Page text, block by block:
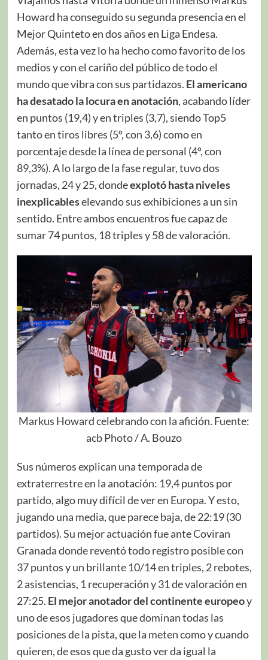
Howard ha conseguido su segunda presencia en el
Mejor Quinteto en dos años en Liga Endesa.
Además, esta vez lo ha hecho como favorito de los
medios y con el cariño del público de todo el
mundo que vibra con sus partidazos. El americano
ha desatado la locura en anotación, acabando líder
en puntos (19,4) y en triples (3,7), siendo Top5
tanto en tiros libres (5º, con 3,6) como en
porcentaje desde la línea de personal (4º, con
89,3%). A lo largo de la fase regular, tuvo dos
jornadas, 24 y 25, dondeexplotó hasta niveles
inexplicableselevando sus exhibiciones a un sin
sentido. Entre ambos encuentros fue capaz de
sumar 74 puntos, 18 triples y 58 de valoración.
Markus Howard celebrando con la afición. Fuente:
acb Photo / A. Bouzo
Sus números explican una temporada de
extraterrestre en la anotación: 19,4 puntos por
partido, algo muy difícil de ver en Europa. Y esto,
jugando una media, que parece baja, de 22:19 (30
partidos). Su mejor actuación fue ante Coviran
Granada donde reventó todo registro posible con
37 puntos y un brillante 10/14 en triples, 2 rebotes,
2 asistencias, 1 recuperación y 31 de valoración en
27:25. El mejor anotador del continente europeoy
uno de esos jugadores que dominan todas las
posiciones de la pista, que la meten como y cuando
quieren, de esos que da gusto ver da igual la